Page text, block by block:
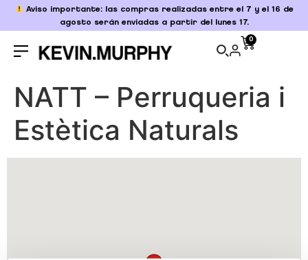
Aviso importante: las compras realizadas entre el 7 y el 16 de
agosto serán enviadas a partir del lunes 17.
0
NATT – Perruqueria i
Estètica Naturals